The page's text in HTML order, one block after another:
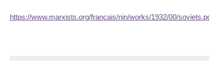
https://www.marxists.org/francais/nin/works/1932/00/soviets.pdf